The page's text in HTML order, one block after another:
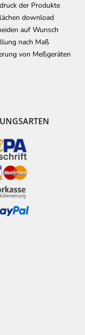
der Produkte
download
auf Wunsch
nach Maß
von Meßgeräten